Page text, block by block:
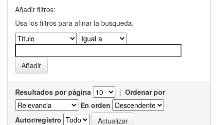
Añadir filtros:
Usa los filtros para afinar la busqueda.
Resultados por página | Ordenar por
En orden
Autor/registro